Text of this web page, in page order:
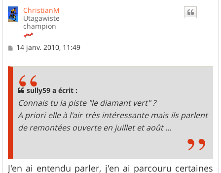
ChristianM
Utagawiste
champion
M14 janv. 2010, 11:49
sully59 a écrit :
Connais tu la piste "le diamant vert" ?
A priori elle à l'air très intéressante mais ils parlent
de remontées ouverte en juillet et août ...
J'en ai entendu parler, j'en ai parcouru certaines